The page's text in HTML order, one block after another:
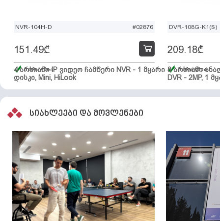
NVR-104H-D #02876
4 არხიანი IP ვიდეო ჩამწერი NVR - 1 მყარი
დისკი, Mini, HiLook
151.49₾
მარაგშია
DVR-108G-K1(S)
8 არხიანი
DVR - 2MP, 1
209.18₾
მარაგშია
სიახლეები და მოვლენები